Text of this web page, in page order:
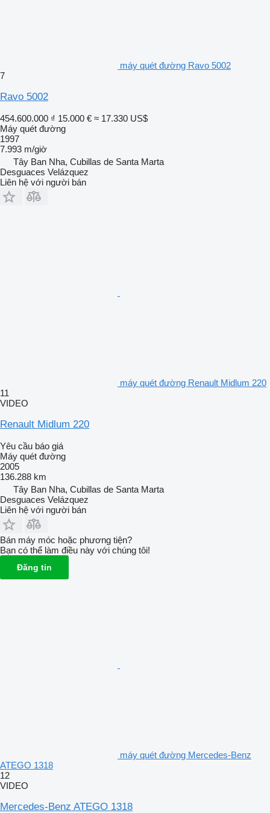
máy quét đường Ravo 5002
7
Ravo 5002
454.600.000 ₫ 15.000 € ≈ 17.330 US$
Máy quét đường
1997
7.993 m/giờ
Tây Ban Nha, Cubillas de Santa Marta
Desguaces Velázquez
Liên hệ với người bán
máy quét đường Renault Midlum 220
11
VIDEO
Renault Midlum 220
Yêu cầu báo giá
Máy quét đường
2005
136.288 km
Tây Ban Nha, Cubillas de Santa Marta
Desguaces Velázquez
Liên hệ với người bán
Bán máy móc hoặc phương tiện?
Bạn có thể làm điều này với chúng tôi!
Đăng tin
máy quét đường Mercedes-Benz
ATEGO 1318
12
VIDEO
Mercedes-Benz ATEGO 1318